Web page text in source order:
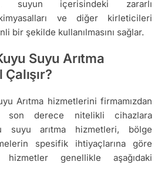
suyun içerisindeki zararlı
kimyasalları ve diğer kirleticileri
bir şekilde kullanılmasını sağlar.
Suyu Arıtma
Arıtma hizmetlerini firmamızdan
son derece nitelikli cihazlara
suyu arıtma hizmetleri, bölge
spesifik ihtiyaçlarına göre
genellikle aşağıdaki